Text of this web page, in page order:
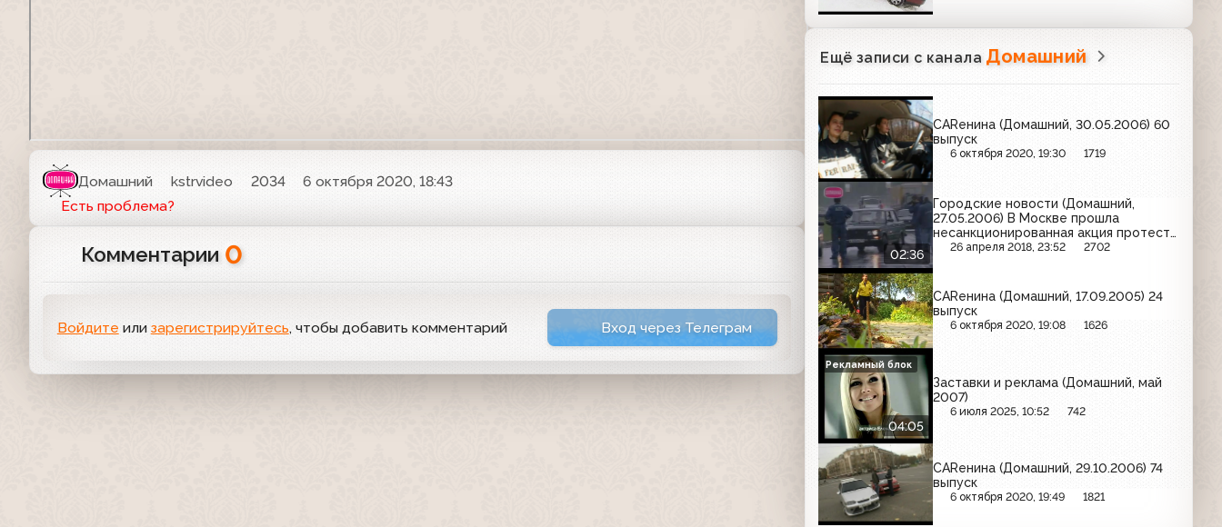
Домашний kstrvideo 2034
6 октября 2020, 18:43
Есть проблема?
Комментарии 0
Войдите или зарегистрируйтесь, чтобы добавить комментарий Вход через Телеграм
Ещё записи с канала Домашний
CARенина (Домашний, 30.05.2006) 60
выпуск
6 октября 2020, 19:30 1719
02:36
Городские новости (Домашний,
27.05.2006) В Москве прошла
несанкционированная акция протеста
против автомобилей с мигалками
26 апреля 2018, 23:52 2702
CARенина (Домашний, 17.09.2005) 24
выпуск
6 октября 2020, 19:08 1626
04:05
Заставки и реклама (Домашний, май
2007)
6 июля 2025, 10:52 742
Рекламный блок
CARенина (Домашний, 29.10.2006) 74
выпуск
6 октября 2020, 19:49 1821